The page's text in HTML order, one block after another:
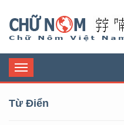
Toggle
navigation
Từ Điển